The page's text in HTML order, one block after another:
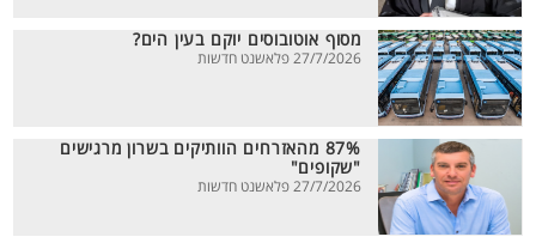
מסוף אוטובוסים יוקם בעין הים?
27/7/2026 פלאשנט חדשות
87% מהאזרחים הוותיקים בשרון מרגישים
"שקופים"
27/7/2026 פלאשנט חדשות